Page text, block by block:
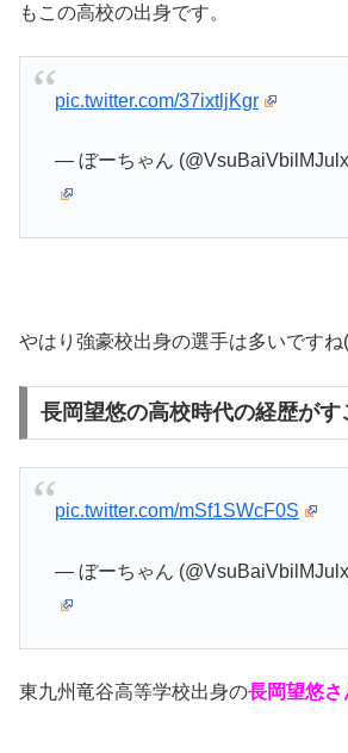
もこの高校の出身です。
pic.twitter.com/37ixtljKgr
— ぼーちゃん
やはり強豪校出身の選手は多いですね
長岡望悠の高校時代の経歴がす
pic.twitter.com/mSf1SWcF0S
— ぼーちゃん
東九州竜谷高等学校出身の長岡望悠さ